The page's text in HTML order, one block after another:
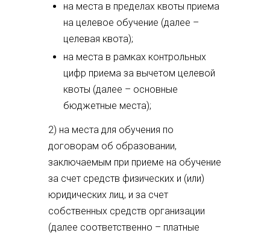
на места в пределах квоты приема
на целевое обучение (далее –
целевая квота);
на места в рамках контрольных
цифр приема за вычетом целевой
квоты (далее – основные
бюджетные места);
2) на места для обучения по
договорам об образовании,
заключаемым при приеме на обучение
за счет средств физических и (или)
юридических лиц, и за счет
собственных средств организации
(далее соответственно – платные